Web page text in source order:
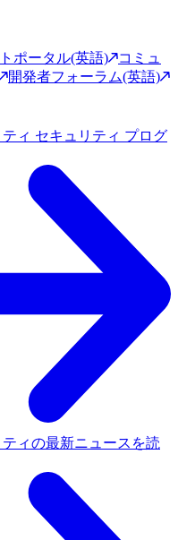
ポータル(英語)
コミュ
開発者フォーラム(英語)
ィ セキュリティ プログ
ィの最新ニュースを読